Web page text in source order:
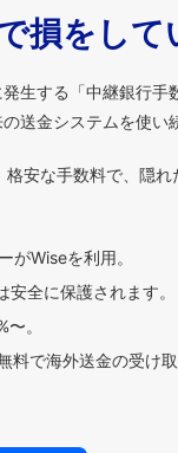
損をして
生する「中継銀行
送金システムを使い
安な手数料で、隠
Wiseを利用。
全に保護されます。
。
で海外送金の受け取